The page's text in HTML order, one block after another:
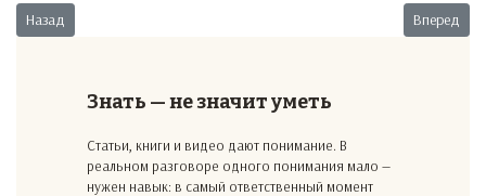
Предыдущий: Подстольные шахматы
Назад Вперед
Знать — не значит уметь
Статьи, книги и видео дают понимание. В
реальном разговоре одного понимания мало —
нужен навык: в самый ответственный момент